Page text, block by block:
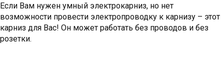
Если Вам нужен умный электрокарниз, но нет
возможности провести электропроводку к карнизу – этот
карниз для Вас! Он может работать без проводов и без
розетки.